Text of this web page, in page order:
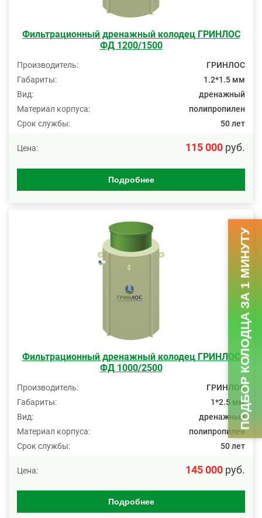
Фильтрационный дренажный колодец ГРИНЛОС
ФД 1200/1500
Производитель:
ГРИНЛОС
Габариты:
1.2*1.5 мм
Вид:
дренажный
Материал корпуса:
полипропилен
Срок службы:
50 лет
Цена: 115 000 руб.
Подробнее
Фильтрационный дренажный колодец ГРИНЛОС
ФД 1000/2500
Производитель:
ГРИНЛОС
Габариты:
1*2.5 мм
Вид:
дренажный
Материал корпуса:
полипропилен
Срок службы:
50 лет
Цена: 145 000 руб.
Подробнее
ПОДБОР КОЛОДЦА ЗА 1 МИНУТУ